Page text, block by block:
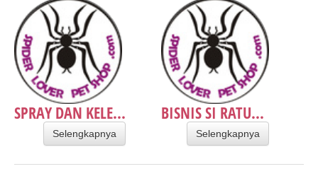
SPRAY DAN KELE...
Selengkapnya
BISNIS SI RATU...
Selengkapnya